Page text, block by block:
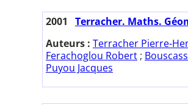
2001
Terracher. Maths.
Auteurs : Terracher Pierre-
Ferachoglou Robert ;
Puyou Jacques